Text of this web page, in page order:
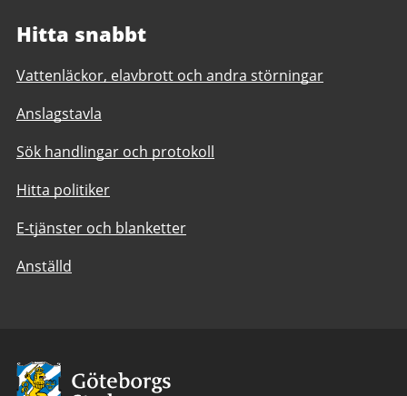
Hitta snabbt
Vattenläckor, elavbrott och andra störningar
Anslagstavla
Sök handlingar och protokoll
Hitta politiker
E-tjänster och blanketter
Anställd
Avsändare: